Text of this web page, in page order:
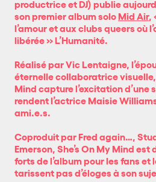
productrice et DJ) publie
son premier album soloMid Air,
l’amour et aux clubs queers où
libérée » L’Humanité.
Réalisé par Vic Lentaigne,
éternelle collaboratrice visuelle,
Mind capture l’excitation d’une
rendent l’actrice Maisie
ami.e.s.
Coproduit par Fred again…,
Emerson, She’s On My Mind est
forts de l’album pour les fans et
tarissent pas d’éloges à son